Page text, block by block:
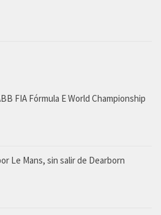
FIA Fórmula E World Championship
Le Mans, sin salir de Dearborn